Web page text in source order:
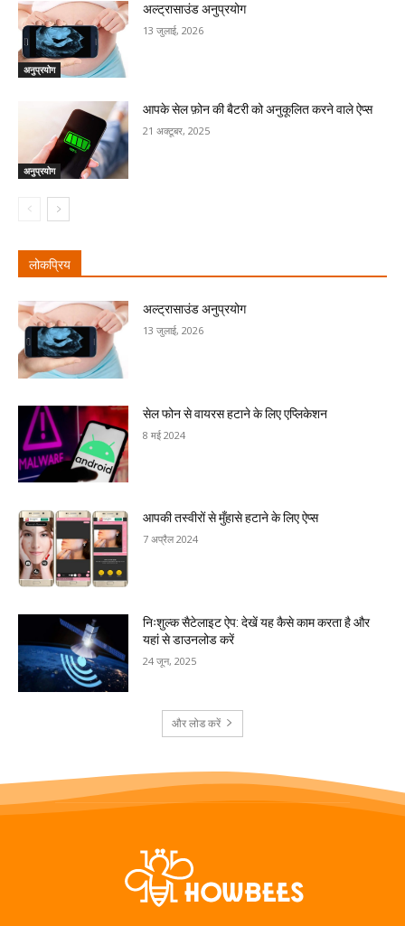
अनुप्रयोग
अल्ट्रासाउंड अनुप्रयोग
13 जुलाई, 2026
अनुप्रयोग
आपके सेल फ़ोन की बैटरी को अनुकूलित करने वाले ऐप्स
21 अक्टूबर, 2025
लोकप्रिय
अल्ट्रासाउंड अनुप्रयोग
13 जुलाई, 2026
सेल फोन से वायरस हटाने के लिए एप्लिकेशन
8 मई 2024
आपकी तस्वीरों से मुँहासे हटाने के लिए ऐप्स
7 अप्रैल 2024
निःशुल्क सैटेलाइट ऐप: देखें यह कैसे काम करता है और
यहां से डाउनलोड करें
24 जून, 2025
और लोड करें